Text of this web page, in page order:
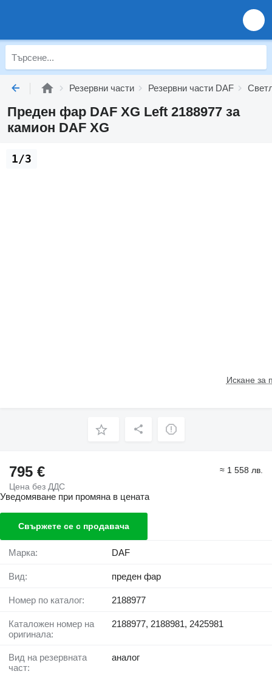
Резервни части Резервни части DAF
Преден фар DAF XG Left 2188977 за
камион DAF XG
Искане за
1/3
795 €
Цена без ДДС
≈ 1 558 лв.
Уведомяване при промяна в цената
Свържете се с продавача
Марка: DAF
Вид: преден фар
Номер по каталог: 2188977
Каталожен номер на
оригинала:
2188977, 2188981, 2425981
Вид на резервната
част:
аналог